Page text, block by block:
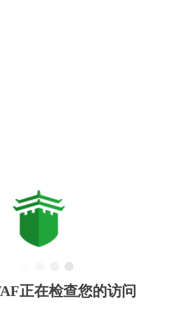
正在检查您的访问